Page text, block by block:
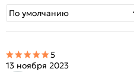
13 ноября 2023
5